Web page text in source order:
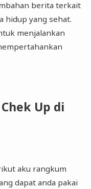
berita terkait
hidup yang sehat.
menjalankan
Up di
aku rangkum
dapat anda pakai